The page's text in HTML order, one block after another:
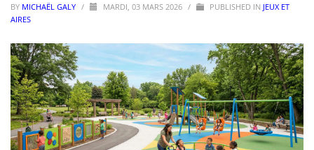
BY MICHAËL GALY / MARDI, 03 MARS 2026 / PUBLISHED IN JEUX ET
AIRES